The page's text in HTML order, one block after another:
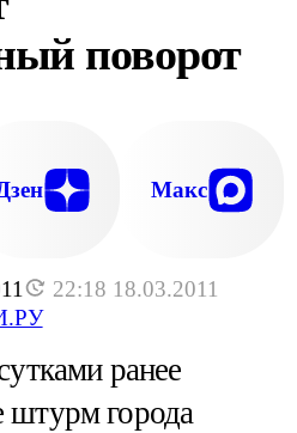
22:18 18.03.2011
поворот
Макс
ранее
штурм города